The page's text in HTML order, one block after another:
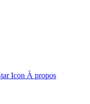
À propos